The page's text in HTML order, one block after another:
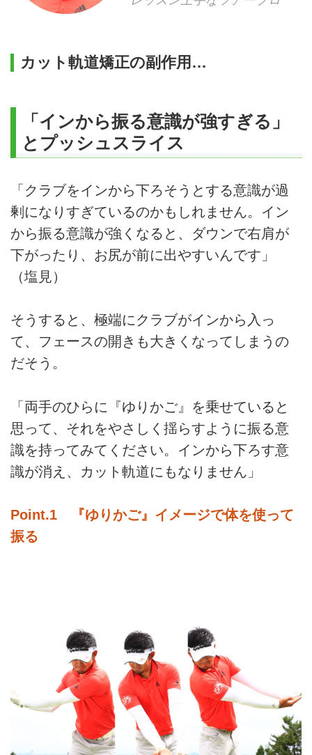
カット軌道矯正の副作用…
「インから振る意識が強すぎる」
とプッシュスライス
「クラブをインから下ろそうとする意識が過
剰になりすぎているのかもしれません。イン
から振る意識が強くなると、ダウンで右肩が
下がったり、お尻が前に出やすいんです」
（塩見）
そうすると、極端にクラブがインから入っ
て、フェースの開きも大きくなってしまうの
だそう。
「両手のひらに『ゆりかご』を乗せていると
思って、それをやさしく揺らすように振る意
識を持ってみてください。インから下ろす意
識が消え、カット軌道にもなりません」
Point.1 『ゆりかご』イメージで体を使って
振る